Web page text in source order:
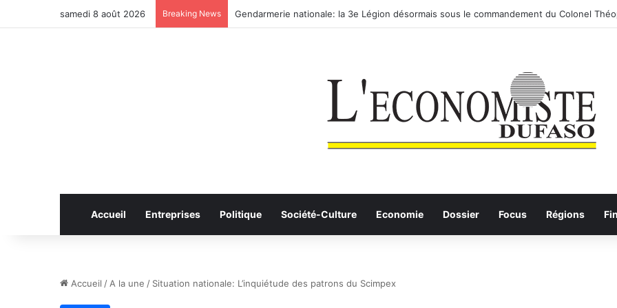
samedi 8 août 2026 Breaking News Anhui: le pont routier-ferroviaire sur le Yangtsé de Ma’anshan entre dans la phase finale
Accueil Entreprises Politique Société-Culture Economie Dossier Focus Régions
Accueil / A la une / Situation nationale: L’inquiétude des patrons du Scimpex